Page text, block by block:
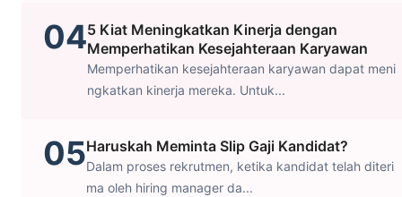
045 Kiat Meningkatkan Kinerja dengan
Memperhatikan Kesejahteraan Karyawan
Memperhatikan kesejahteraan karyawan dapat meni
ngkatkan kinerja mereka. Untuk...
05Haruskah Meminta Slip Gaji Kandidat?
Dalam proses rekrutmen, ketika kandidat telah diteri
ma oleh hiring manager da...